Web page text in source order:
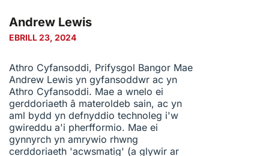
Andrew Lewis
EBRILL 23, 2024
Athro Cyfansoddi, Prifysgol Bangor Mae
Andrew Lewis yn gyfansoddwr ac yn
Athro Cyfansoddi. Mae a wnelo ei
gerddoriaeth â materoldeb sain, ac yn
aml bydd yn defnyddio technoleg i'w
gwireddu a'i pherfformio. Mae ei
gynnyrch yn amrywio rhwng
cerddoriaeth 'acwsmatig' (a glywir ar